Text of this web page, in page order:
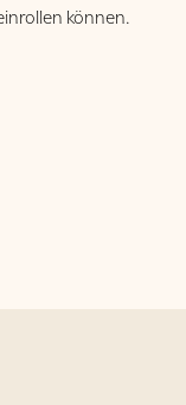
können.